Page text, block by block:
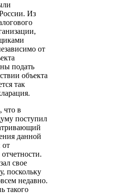
Из
от
подать
объекта
так
что в
поступил
данной
от
свое
поскольку
недавно.
такого